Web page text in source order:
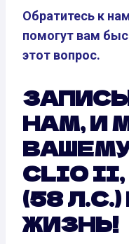
Обратитесь к
помогут вам
этот вопрос.
НАМ, И
ВАШЕМУ
CLIO
(58
ЖИЗНЬ!